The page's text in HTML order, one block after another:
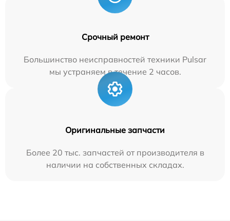
Срочный ремонт
Большинство неисправностей техники Pulsar
мы устраняем в течение 2 часов.
Оригинальные запчасти
Более 20 тыс. запчастей от производителя в
наличии на собственных складах.